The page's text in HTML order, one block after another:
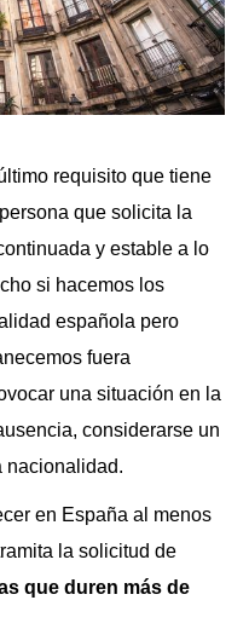
requisito que tiene
que solicita la
y estable a lo
si hacemos los
española pero
fuera
una situación en la
considerarse un
nacionalidad.
en España al menos
la solicitud de
que duren más de